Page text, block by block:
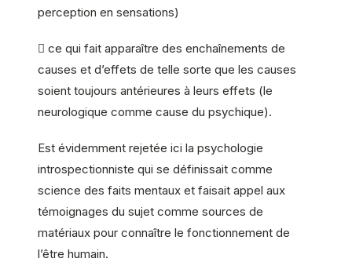
perception en sensations)
 ce qui fait apparaître des enchaînements de
causes et d’effets de telle sorte que les causes
soient toujours antérieures à leurs effets (le
neurologique comme cause du psychique).
Est évidemment rejetée ici la psychologie
introspectionniste qui se définissait comme
science des faits mentaux et faisait appel aux
témoignages du sujet comme sources de
matériaux pour connaître le fonctionnement de
l’être humain.